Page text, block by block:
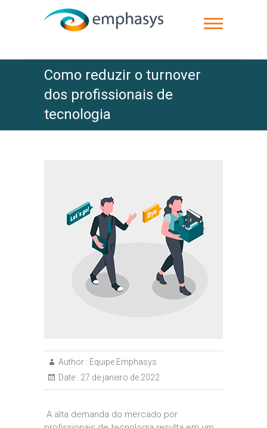
Como reduzir o turnover
dos profissionais de
tecnologia
Author : Equipe Emphasys
Date : 27 de janeiro de 2022
A alta demanda do mercado por